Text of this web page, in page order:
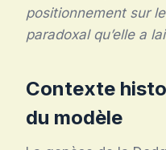
positionnement sur
paradoxal qu’elle a
Contexte
du modèle